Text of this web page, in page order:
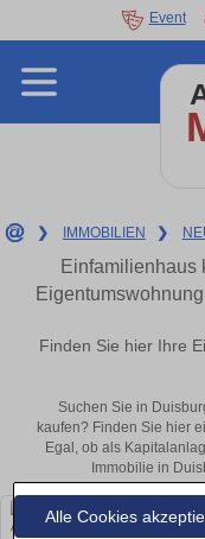
Alle Cookies
Event
❯ IMMOBILIEN ❯
Einfamilienhaus
Finden Sie hier Ihre
Suchen Sie in
kaufen? Finden Sie hier
Egal, ob als
Immobilie in